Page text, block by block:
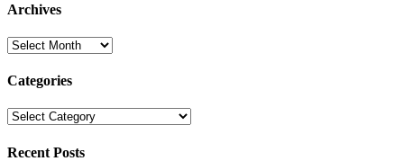
Archives
Archives
Categories
Categories
Recent Posts